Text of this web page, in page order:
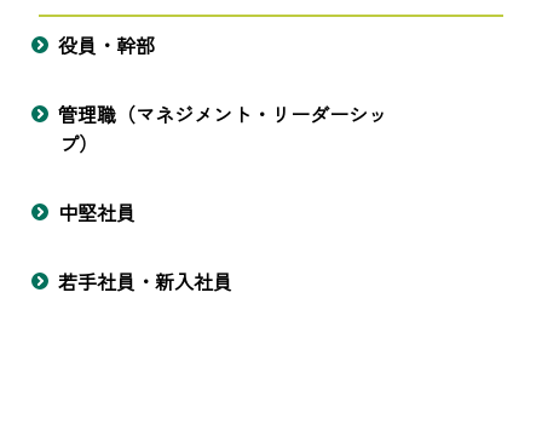
役員・幹部
管理職（マネジメント・リーダーシッ
プ）
中堅社員
若手社員・新入社員